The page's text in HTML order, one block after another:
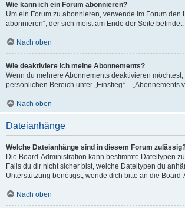
Wie kann ich ein Forum abonnieren?
Um ein Forum zu abonnieren, verwende im Forum den
abonnieren“, der sich meist am Ende der Seite befindet.
Nach oben
Wie deaktiviere ich meine Abonnements?
Wenn du mehrere Abonnements deaktivieren
persönlichen Bereich unter „Einstieg“ – „Abonnements
Nach oben
Dateianhänge
Welche Dateianhänge sind in diesem Forum
Die Board-Administration kann bestimmte Dateitypen
Falls du dir nicht sicher bist, welche Dateitypen du
Unterstützung benötigst, wende dich bitte an die
Nach oben